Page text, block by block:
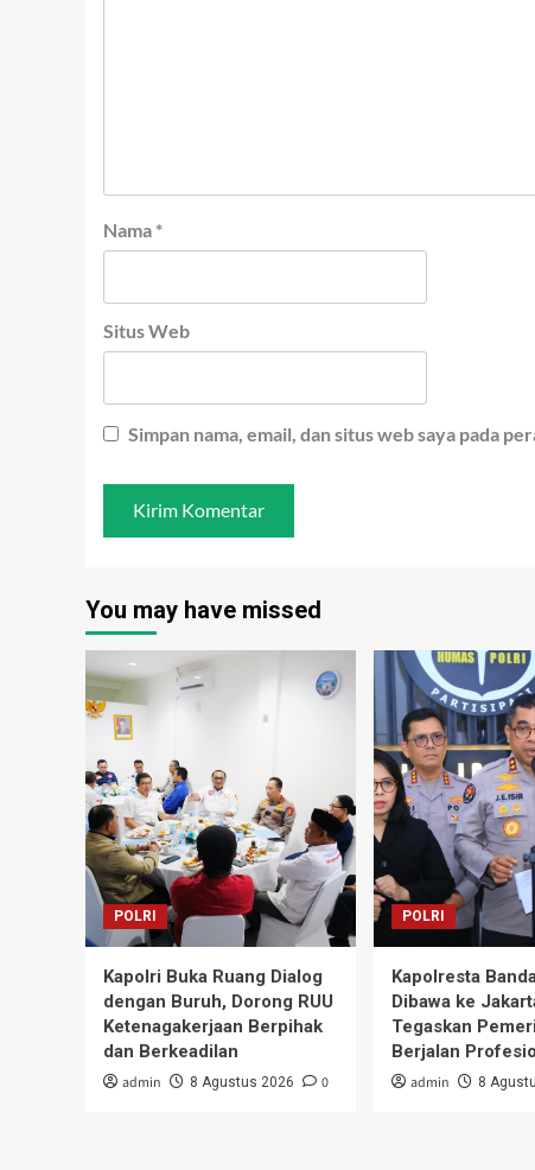
Nama *
Situs Web
Simpan nama, email, dan situs web saya pada
You may have missed
POLRI
Kapolri Buka Ruang Dialog
dengan Buruh, Dorong RUU
Ketenagakerjaan Berpihak
dan Berkeadilan
admin 8 Agustus 2026 0
POLRI
Kapolresta
Dibawa ke
Tegaskan
Berjalan
admin 8